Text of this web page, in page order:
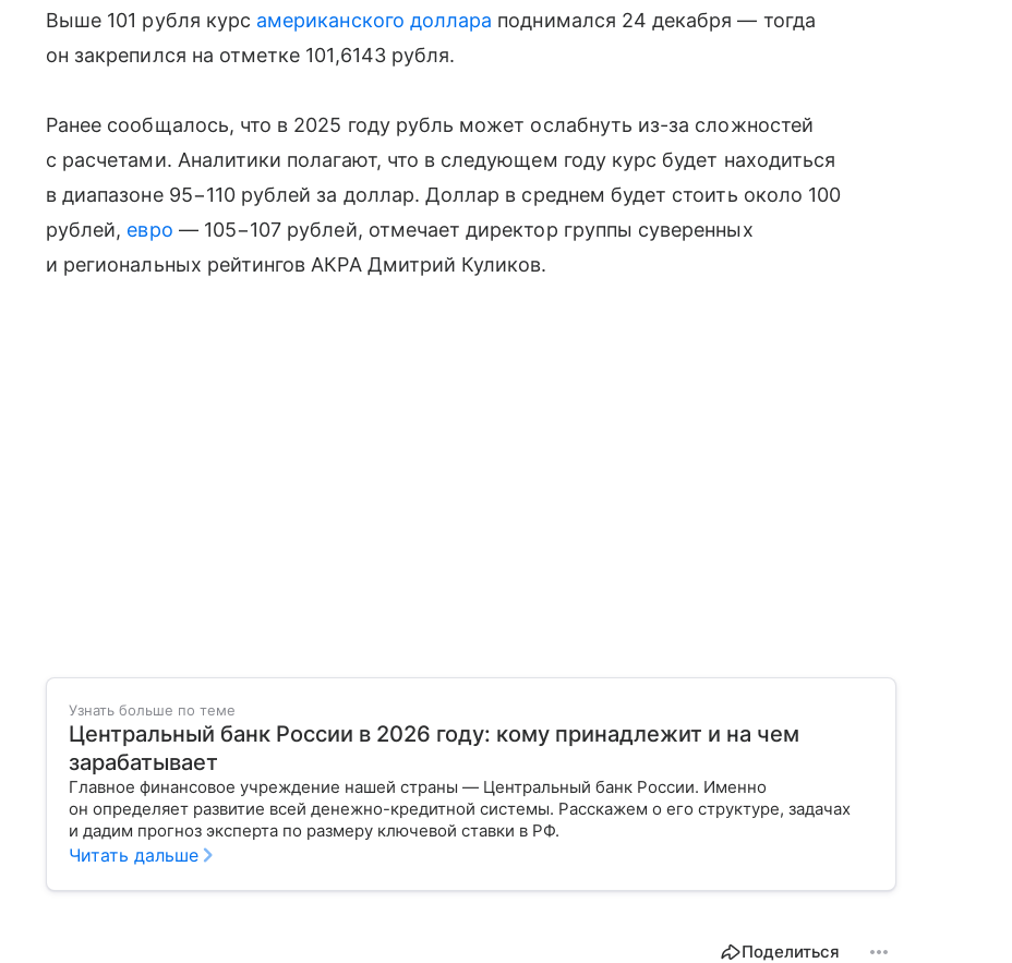
Выше 101 рубля курс американского доллара поднимался 24 декабря — тогда
он закрепился на отметке 101,6143 рубля.
Ранее сообщалось, что в 2025 году рубль может ослабнуть из-за сложностей
с расчетами. Аналитики полагают, что в следующем году курс будет находиться
в диапазоне 95−110 рублей за доллар. Доллар в среднем будет стоить около 100
рублей, евро — 105−107 рублей, отмечает директор группы суверенных
и региональных рейтингов АКРА Дмитрий Куликов.
Узнать больше по теме
Центральный банк России в 2026 году: кому принадлежит и на чем
зарабатывает
Главное финансовое учреждение нашей страны — Центральный банк России. Именно
он определяет развитие всей денежно-кредитной системы. Расскажем о его структуре, задачах
и дадим прогноз эксперта по размеру ключевой ставки в РФ.
Читать дальше
Поделиться